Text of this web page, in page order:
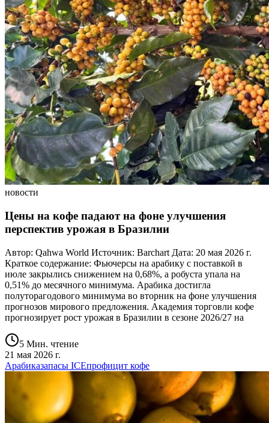
новости
Цены на кофе падают на фоне улучшения
перспектив урожая в Бразилии
Автор: Qahwa World Источник: Barchart Дата: 20 мая 2026 г.
Краткое содержание: Фьючерсы на арабику с поставкой в
июле закрылись снижением на 0,68%, а робуста упала на
0,51% до месячного минимума. Арабика достигла
полуторагодового минимума во вторник на фоне улучшения
прогнозов мирового предложения. Академия торговли кофе
прогнозирует рост урожая в Бразилии в сезоне 2026/27 на
5 Мин. чтение
21 мая 2026 г.
Арабиказапасы ICEпрофицит кофе